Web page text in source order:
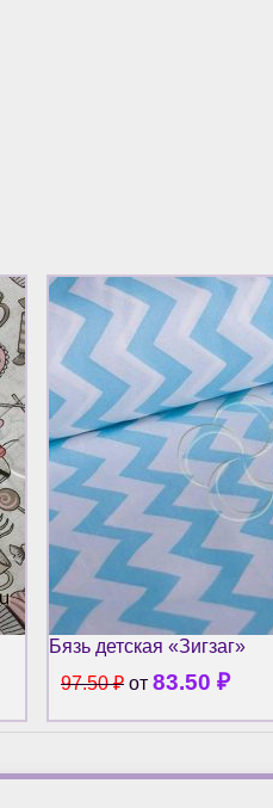
Бязь детская «Зигзаг»
97.50₽ от 83.50 ₽